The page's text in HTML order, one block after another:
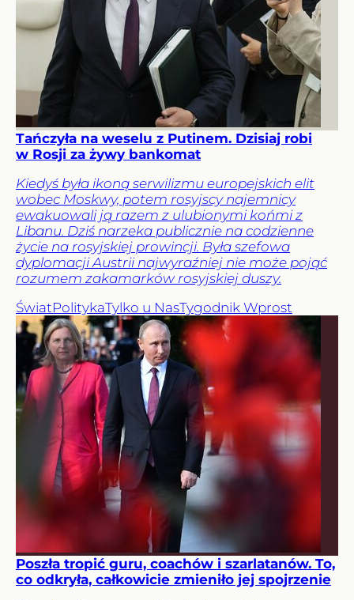
Tańczyła na weselu z Putinem. Dzisiaj robi
w Rosji za żywy bankomat
Kiedyś była ikoną serwilizmu europejskich elit
wobec Moskwy, potem rosyjscy najemnicy
ewakuowali ją razem z ulubionymi końmi z
Libanu. Dziś narzeka publicznie na codzienne
życie na rosyjskiej prowincji. Była szefowa
dyplomacji Austrii najwyraźniej nie może pojąć
rozumem zakamarków rosyjskiej duszy.
ŚwiatPolitykaTylko u NasTygodnik Wprost
Poszła tropić guru, coachów i szarlatanów. To,
co odkryła, całkowicie zmieniło jej spojrzenie